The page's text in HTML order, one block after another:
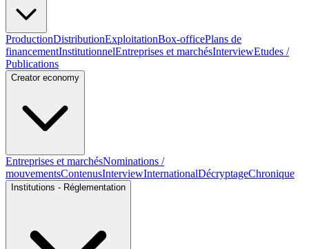
ProductionDistributionExploitationBox-officePlans de
financementInstitutionnelEntreprises et marchésInterviewEtudes /
Publications
Creator economy
Entreprises et marchésNominations /
mouvementsContenusInterviewInternationalDécryptageChronique
Institutions - Réglementation